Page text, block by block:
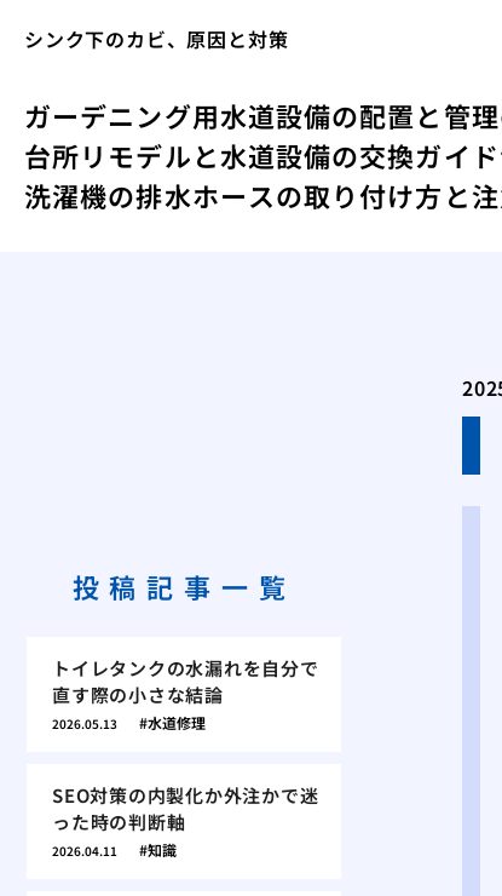
シンク下のカビ、原因と対策
ガーデニング用水道設備の配置と管
台所リモデルと水道設備の交換ガイド
洗濯機の排水ホースの取り付け方と
投稿記事一覧
トイレタンクの水漏れを自分で
直す際の小さな結論
2026.05.13 水道修理
SEO対策の内製化か外注かで迷
った時の判断軸
2026.04.11 知識